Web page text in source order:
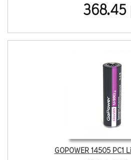
368.45
GOPOWER 14505 PC1